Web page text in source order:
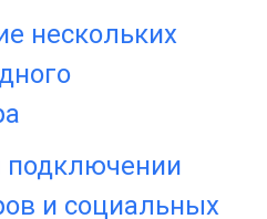
нескольких
и социальных